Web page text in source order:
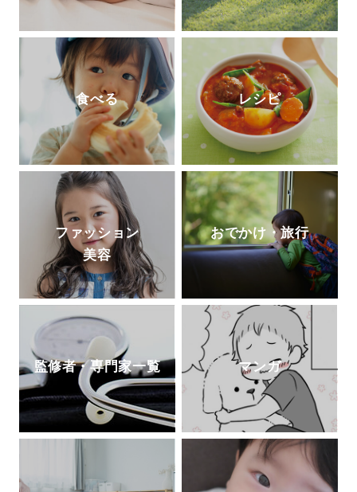
食べる レシピ
ファッション
美容
おでかけ・旅行
監修者・専門家一覧 マンガ